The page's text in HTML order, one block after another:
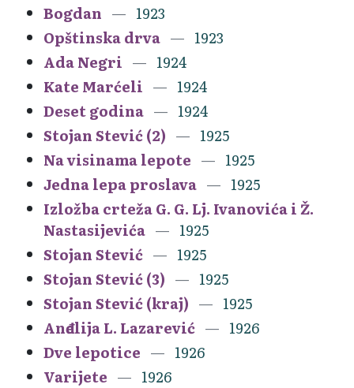
Bogdan
1923
Opštinska drva
1923
Ada Negri
1924
Kate Marćeli
1924
Deset godina
1924
Stojan Stević (2)
1925
Na visinama lepote
1925
Jedna lepa proslava
1925
Izložba crteža G. G. Lj. Ivanovića i Ž.
Nastasijevića
1925
Stojan Stević
1925
Stojan Stević (3)
1925
Stojan Stević (kraj)
1925
Anđelija L. Lazarević
1926
Dve lepotice
1926
Varijete
1926